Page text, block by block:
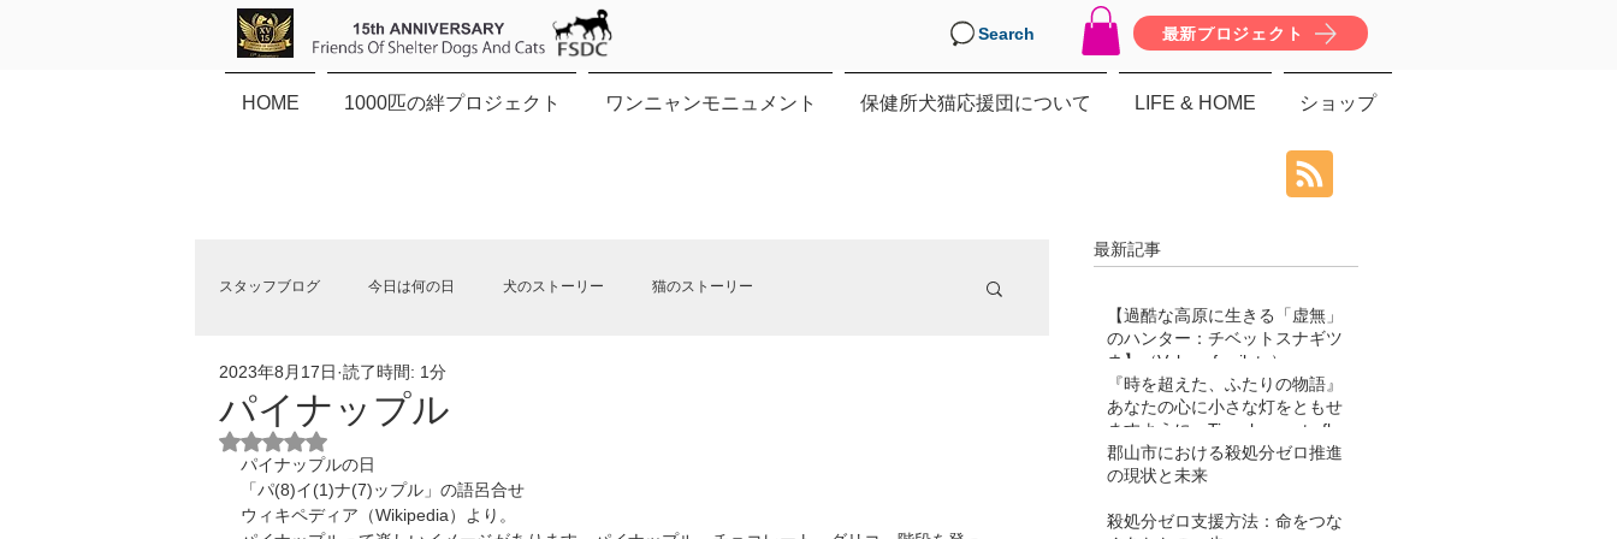
Search 最新プロジェクト
HOME 1000匹の絆プロジェクト ワンニャンモニュメント 保健所犬猫応援団について LIFE & HOME ショップ
スタッフブログ 今日は何の日 犬のストーリー 猫のストーリー
保健所犬猫応援団NEWS
パイナップル
2023年8月17日 読了時間: 1分
5つ星のうちNaNと評価されています。
パイナップルの日
「パ(8)イ(1)ナ(7)ップル」の語呂合せ
ウィキペディア（Wikipedia）より。
最新記事
【過酷な高原に生きる「虚無」
のハンター：チベットスナギツ
ネ】（Vulpes ferrilata）
『時を超えた、ふたりの物語』
あなたの心に小さな灯をともせ
ますように。Time began to flow
again
郡山市における殺処分ゼロ推進
の現状と未来
殺処分ゼロ支援方法：命をつな